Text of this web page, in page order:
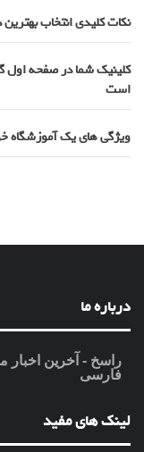
نکات کلیدی انتخاب
کلینیک شما در صفحه
است
ویژگی های یک آموزشگاه
درباره ما
راسخ - آخرین اخبار
فارسی
لینک های مفید